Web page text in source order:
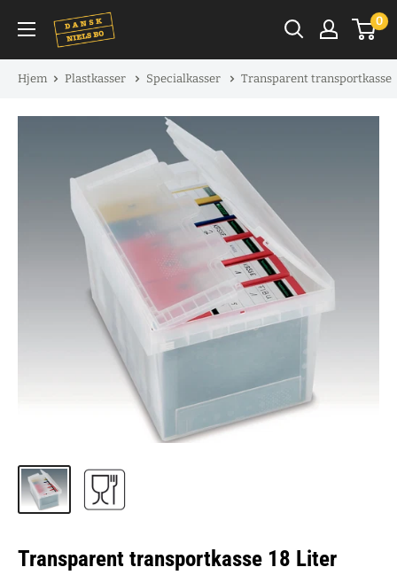
indhold
0
Hjem Plastkasser Specialkasser Transparent transportkasse
Transparent transportkasse 18 Liter